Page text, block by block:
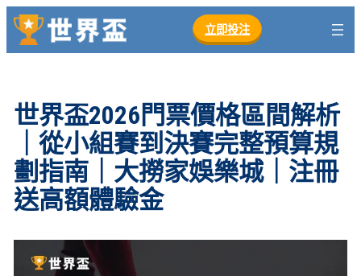
跳
主
內
容
立即投注
世界盃2026門票價格區間解析
｜從小組賽到決賽完整預算規
劃指南｜大撈家娛樂城｜注冊
送高額體驗金